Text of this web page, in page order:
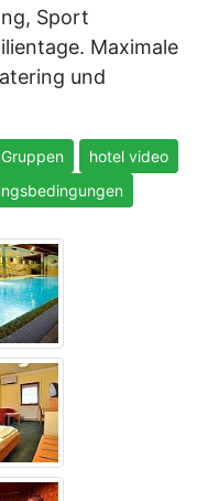
Sport
Maximale
und
hotel video